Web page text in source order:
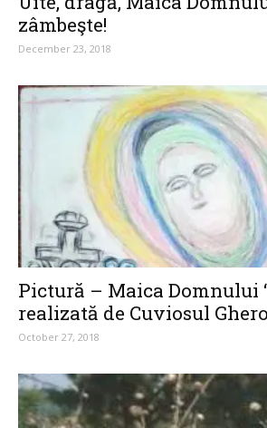
zâmbeşte!
December 23, 2018
Pictură – Maica Domnului
realizată de Cuviosul
October 27, 2018